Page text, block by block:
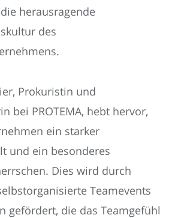
herausragende
des
Prokuristin und
bei PROTEMA, hebt hervor,
ein starker
und ein besonderes
Dies wird durch
Teamevents
gefördert, die das Teamgefühl